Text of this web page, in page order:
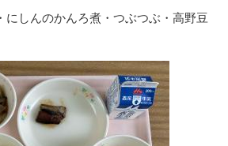
しんのかんろ煮・つぶつぶ・高野豆